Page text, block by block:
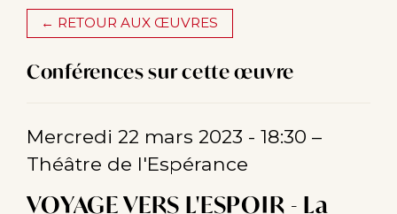
← RETOUR AUX ŒUVRES
Conférences sur cette œuvre
Mercredi 22 mars 2023 - 18:30 –
Théâtre de l'Espérance
VOYAGE VERS L'ESPOIR - La